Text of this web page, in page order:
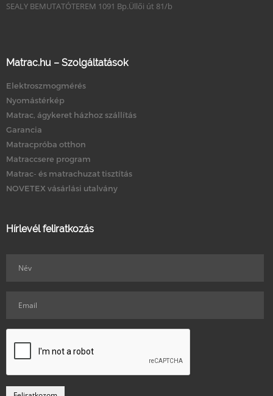
SEALY BEMUTATÓTEREM 1091 Bp.Üllői út 81/b
Matrac.hu – Szolgáltatások
Elektroszmogmérés
Nyomástérkép
Matrac, ágykeret házhoz szállítás
Garancia
Matracpróba otthon
Matraccsere program
Matrac- és matrachuzat tisztítás
NOVETEX vásárlási utalvány
Hírlevél feliratkozás